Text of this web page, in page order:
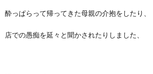
酔っぱらって帰ってきた母親の介抱をしたり、
店での愚痴を延々と聞かされたりしました、